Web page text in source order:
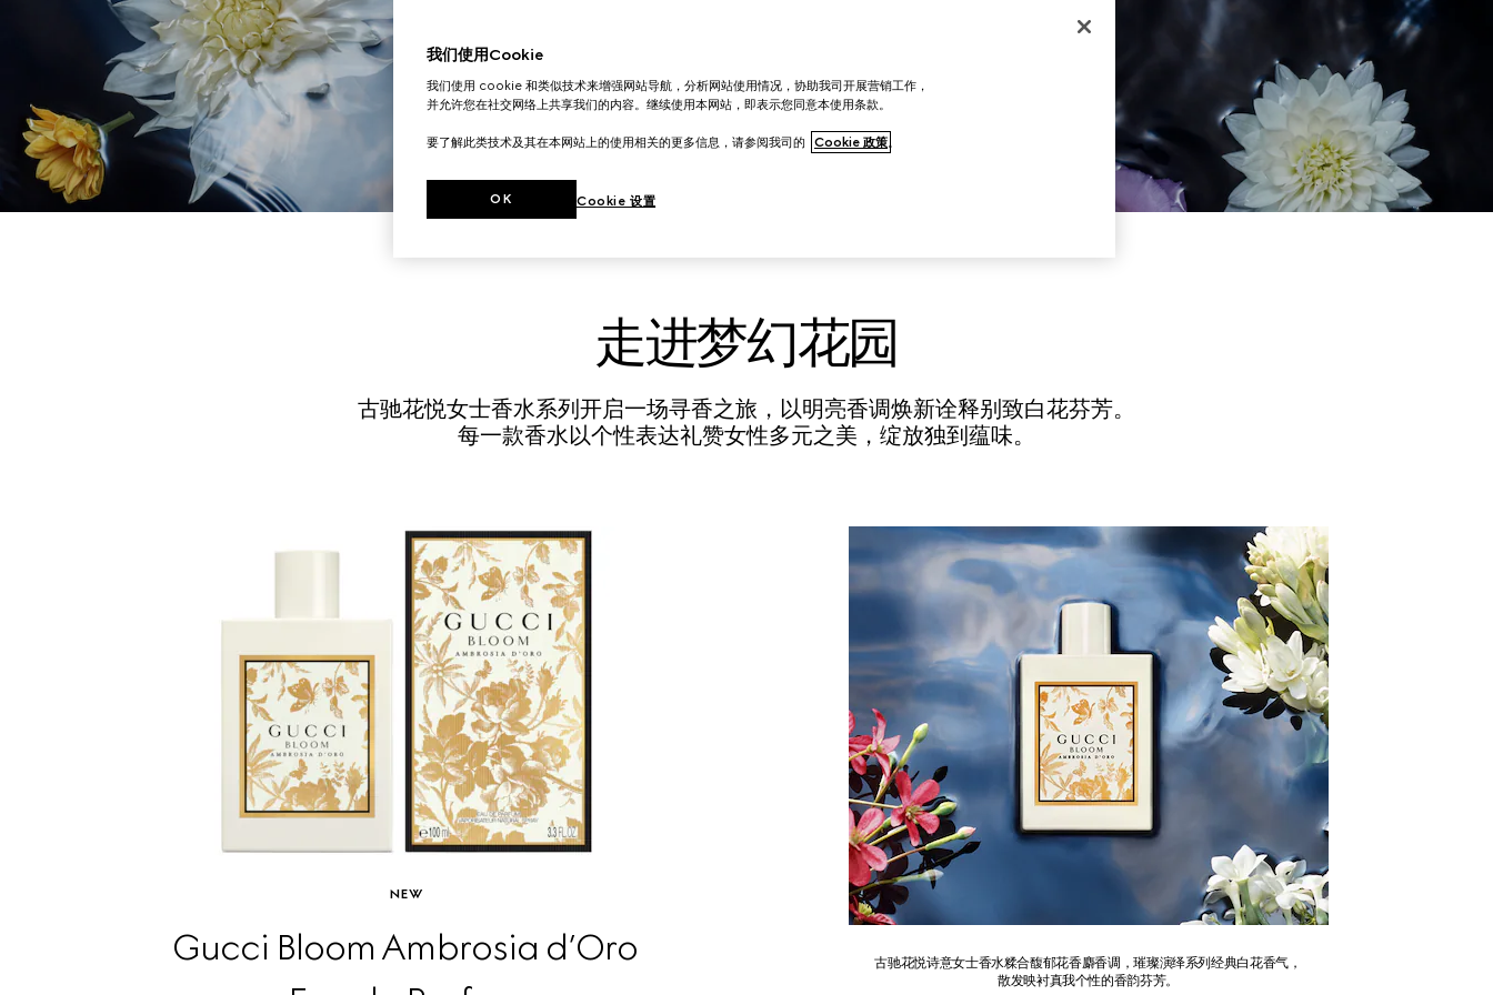
走进梦幻花园
古驰花悦女士香水系列开启一场寻香之旅，以明亮香调焕新诠释别致白花芬芳。
每一款香水以个性表达礼赞女性多元之美，绽放独到蕴味。
NEW
Gucci Bloom Ambrosia d’Oro
古驰花悦诗意女士香水糅合馥郁花香麝香调，璀璨演绎系列经典白花香气，
散发映衬真我个性的香韵芬芳。
我们使用Cookie
我们使用 cookie 和类似技术来增强网站导航，分析网站使用情况，协助我司开展营销工作，
并允许您在社交网络上共享我们的内容。继续使用本网站，即表示您同意本使用条款。
要了解此类技术及其在本网站上的使用相关的更多信息，请参阅我司的 Cookie 政策。
Cookie 设置
OK